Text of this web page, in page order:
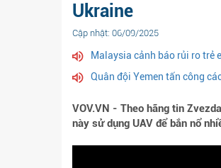
Ukraine
Cập nhật: 06/09/2025
Malaysia cảnh báo rủi ro trẻ
Quân đội Yemen tấn công
VOV.VN - Theo hãng tin
này sử dụng UAV để bắn nổ